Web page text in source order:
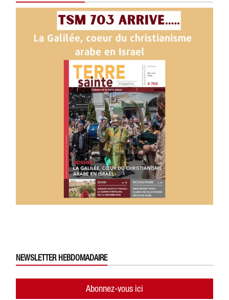
NEWSLETTER HEBDOMADAIRE
Abonnez-vous ici